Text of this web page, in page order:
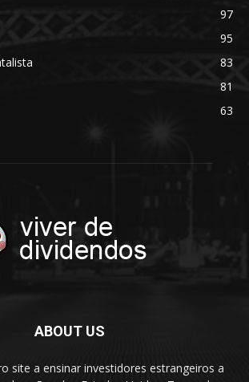
97
95
83
81
63
ABOUT US
site a ensinar investidores estrangeiros a